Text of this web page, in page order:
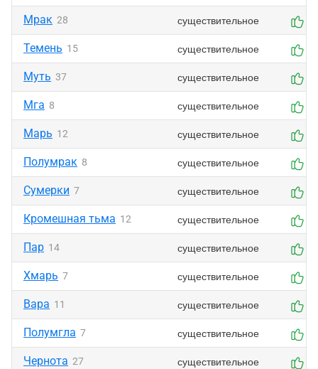
Мрак 28 существительное
Темень 15 существительное
Муть 37 существительное
Мга 8 существительное
Марь 12 существительное
Полумрак 8 существительное
Сумерки 7 существительное
Кромешная тьма 12 существительное
Пар 14 существительное
Хмарь 7 существительное
Вара 11 существительное
Полумгла 7 существительное
Чернота 27 существительное